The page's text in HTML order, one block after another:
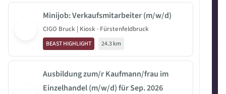
Minijob: Verkaufsmitarbeiter (m/w/d)
CIGO Bruck | Kiosk · Fürstenfeldbruck
BEAST HIGHLIGHT 24.3 km
Ausbildung zum/r Kaufmann/frau im
Einzelhandel (m/w/d) für Sep. 2026